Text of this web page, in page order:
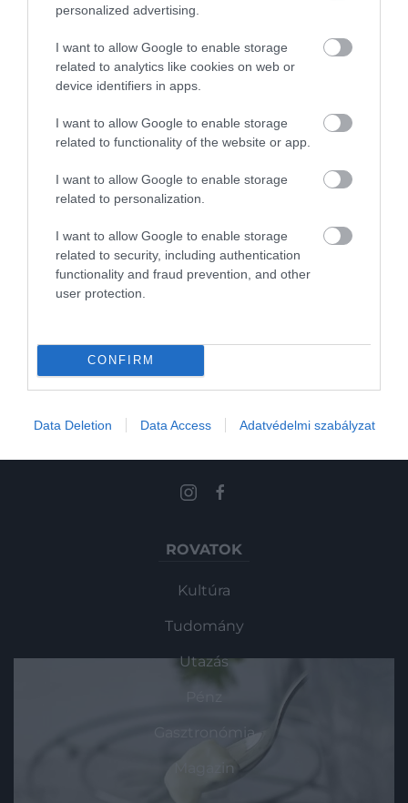
personalized advertising.
I want to allow Google to enable storage
related to analytics like cookies on web or
device identifiers in apps.
I want to allow Google to enable storage
related to functionality of the website or app.
I want to allow Google to enable storage
related to personalization.
I want to allow Google to enable storage
related to security, including authentication
functionality and fraud prevention, and other
user protection.
CONFIRM
Data Deletion Data Access Adatvédelmi szabályzat
A tökéletes omlett elsőre gyerekjátéknak
tűnik: néhány tojás, egy serpenyő, egy
egyik legszeszélyesebb alapfogás: ha túl
ideig, kellemetlenül folyós marad. José
Andrés, Michelin-csillagos éttermek séfje
most egy meglepően…
2025. NOVEMBER 23. ● HAMU ÉS GYÉMÁNT
Michelin-csillagos omlett:
ettől a hozzávalótól lesz…
HAMU ÉS GYÉMÁNT
Művelődj, szórakozz, kíváncsiskodj, kóstolgass
ROVATOK
Kultúra
Tudomány
Utazás
Pénz
Gasztronómia
Magazin